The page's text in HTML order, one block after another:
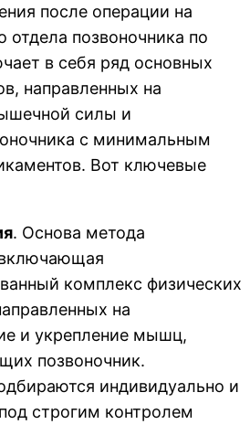
после операции на
отдела позвоночника по
в себя ряд основных
направленных на
силы и
с минимальным
Вот ключевые
. Основа метода
комплекс физических
на
и укрепление мышц,
позвоночник.
индивидуально и
строгим контролем